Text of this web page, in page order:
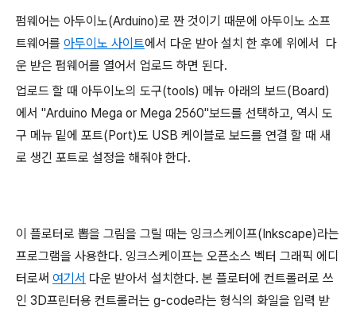
펌웨어는 아두이노(Arduino)로 짠 것이기 때문에 아두이노 소프
트웨어를 아두이노 사이트에서 다운 받아 설치 한 후에 위에서 다
운 받은 펌웨어를 열어서 업로드 하면 된다.
업로드 할 때 아두이노의 도구(tools) 메뉴 아래의 보드(Board)
에서 "Arduino Mega or Mega 2560"보드를 선택하고, 역시 도
구 메뉴 밑에 포트(Port)도 USB 케이블로 보드를 연결 할 때 새
로 생긴 포트로 설정을 해줘야 한다.
이 플로터로 뽑을 그림을 그릴 때는 잉크스케이프(Inkscape)라는
프로그램을 사용한다. 잉크스케이프는 오픈소스 벡터 그래픽 에디
터로써 여기서 다운 받아서 설치한다. 본 플로터에 컨트롤러로 쓰
인 3D프린터용 컨트롤러는 g-code라는 형식의 화일을 입력 받